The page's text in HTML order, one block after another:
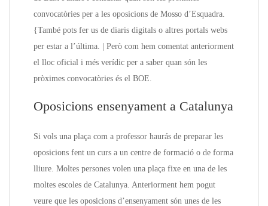
convocatòries per a les oposicions de Mosso d’Esquadra.
{També pots fer us de diaris digitals o altres portals webs
per estar a l’última. | Però com hem comentat anteriorment
el lloc oficial i més verídic per a saber quan són les
pròximes convocatòries és el BOE.
Oposicions ensenyament a Catalunya
Si vols una plaça com a professor haurás de preparar les
oposicions fent un curs a un centre de formació o de forma
lliure. Moltes persones volen una plaça fixe en una de les
moltes escoles de Catalunya. Anteriorment hem pogut
veure que les oposicions d’ensenyament són unes de les